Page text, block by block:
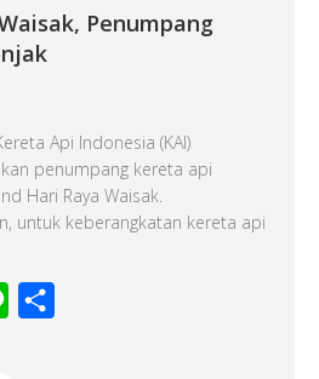
Penumpang
Api Indonesia (KAI)
penumpang kereta api
Hari Raya Waisak.
untuk keberangkatan kereta api
Line